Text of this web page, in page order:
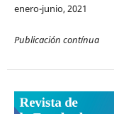
enero-junio, 2021
Publicación contínua